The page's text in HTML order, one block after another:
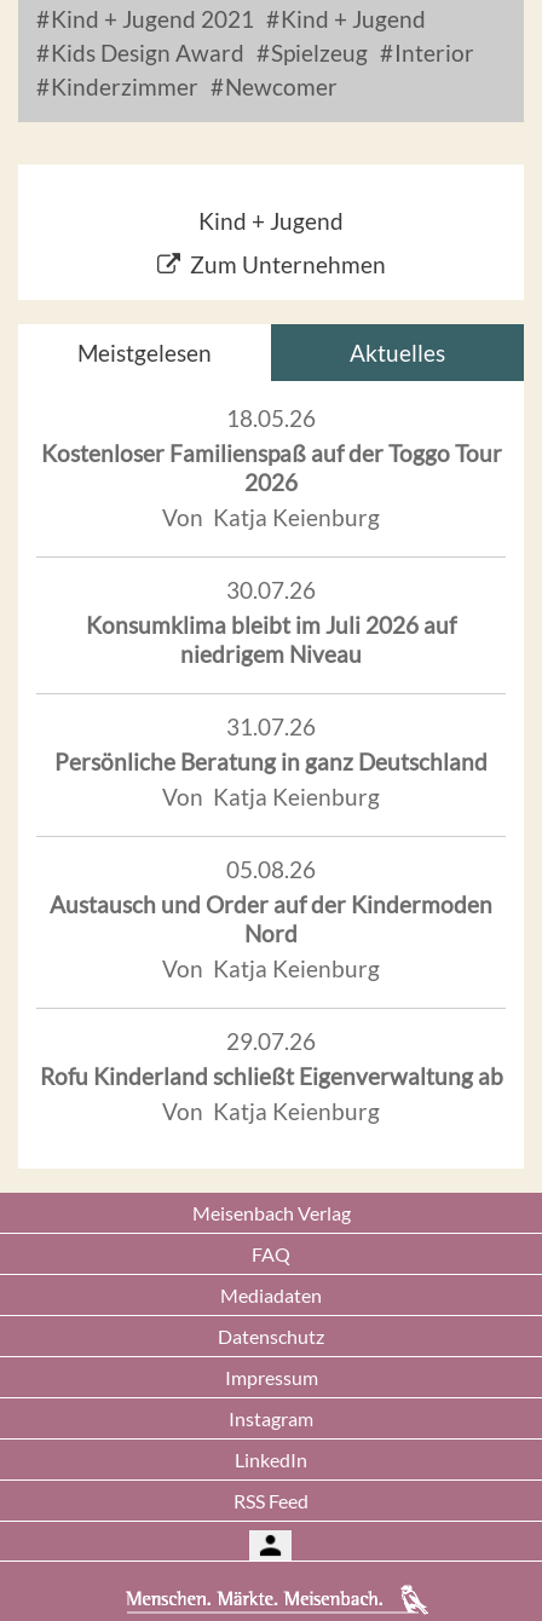
Kind + Jugend 2021
Kind + Jugend
Kids Design Award
Spielzeug
Interior
Kinderzimmer
Newcomer
Kind + Jugend
Zum Unternehmen
Meistgelesen Aktuelles
18.05.26
Kostenloser Familienspaß auf der Toggo Tour
2026
Von Katja Keienburg
30.07.26
Konsumklima bleibt im Juli 2026 auf
niedrigem Niveau
31.07.26
Persönliche Beratung in ganz Deutschland
Von Katja Keienburg
05.08.26
Austausch und Order auf der Kindermoden
Nord
Von Katja Keienburg
29.07.26
Rofu Kinderland schließt Eigenverwaltung ab
Von Katja Keienburg
Meisenbach Verlag
FAQ
Mediadaten
Datenschutz
Impressum
Instagram
LinkedIn
RSS Feed